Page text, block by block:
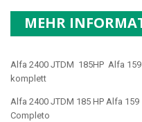
MEHR
Alfa 2400 JTDM 185HP Alfa
komplett
Alfa 2400 JTDM 185 HP Alfa
Completo